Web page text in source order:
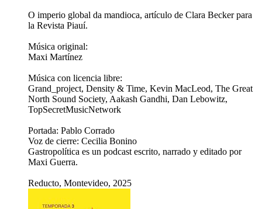
O imperio global da mandioca, artículo de Clara Becker para
la Revista Piauí.
Música original:
Maxi Martínez
Música con licencia libre:
Grand_project, Density & Time, Kevin MacLeod, The Great
North Sound Society, Aakash Gandhi, Dan Lebowitz,
TopSecretMusicNetwork
Portada: Pablo Corrado
Voz de cierre: Cecilia Bonino
Gastropolítica es un podcast escrito, narrado y editado por
Maxi Guerra.
Reducto, Montevideo, 2025